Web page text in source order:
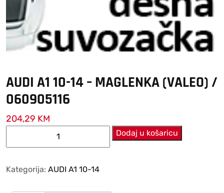
AUDI A1 10-14 – MAGLENKA (VALEO) /
060905116
204,29 KM
14
MAGLENKA
Dodaj u košaricu
Kategorija: AUDI A1 10-14